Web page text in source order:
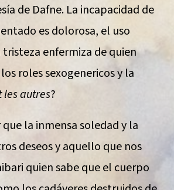
de Dafne. La incapacidad de
es dolorosa, el uso
enfermiza de quien
roles sexogenericos y la
les autres?
la inmensa soledad y la
deseos y aquello que nos
quien sabe que el cuerpo